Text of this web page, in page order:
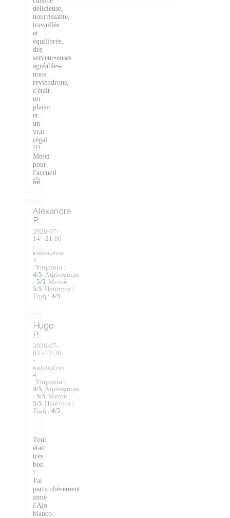
délicieuse,
nourrissante,
travaillée
et
équilibrée,
des
serveur•euses
agréables-
nous
reviendrons,
c'était
un
plaisir
et
un
vrai
régal
!!!
Merci
pour
l'accueil
🤗
Alexandre
P
2026-07-
14 - 21:00
-
καλεσμένοι
2
Υπηρεσία :
4/5 Ατμόσφαιρα
: 5/5 Μενού :
5/5 Ποιότητα /
Τιμή : 4/5
Hugo
P
2026-07-
03 - 12:30
-
καλεσμένοι
4
Υπηρεσία :
4/5 Ατμόσφαιρα
: 5/5 Μενού :
5/5 Ποιότητα /
Τιμή : 4/5
Tout
était
très
bon
!
J'ai
particulièrement
aimé
l'Ajo
bianco.